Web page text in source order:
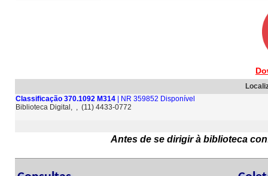
Classificação 370.1092 M314 | NR 359852 Disponível
Biblioteca Digital, , (11) 4433-0772
Antes de se dirigir à biblioteca